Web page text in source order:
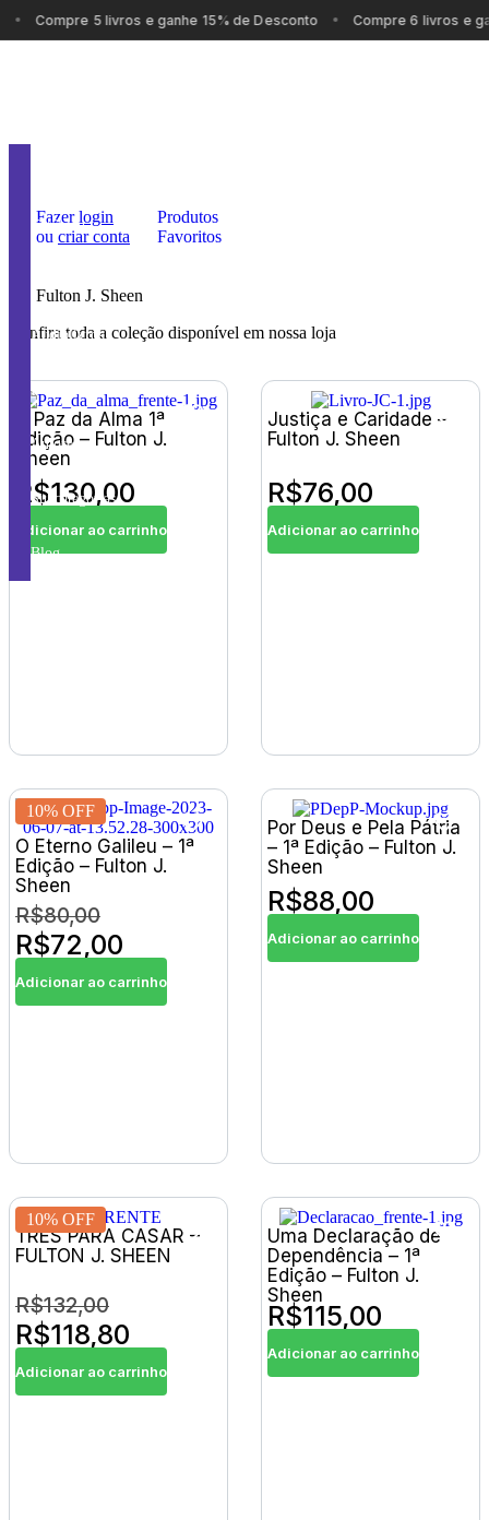
Compre 5 livros e ganhe 15% de Desconto Compre 6 livros e
Catálogo
Audiolivros
Promoções
Autores
Subcategorias
Blog
Fazerlogin
ou criar conta
Produtos
Favoritos
Fulton J. Sheen
Confira toda a coleção disponível em nossa loja
A Paz da Alma 1ª
Edição – Fulton J.
Sheen
R$130,00
Adicionar ao carrinho
Justiça e Caridade –
Fulton J. Sheen
R$76,00
Adicionar ao carrinho
10% OFF
O Eterno Galileu – 1ª
Edição – Fulton J.
Sheen
R$80,00
R$72,00
Adicionar ao carrinho
Por Deus e Pela Pátria
– 1ª Edição – Fulton J.
Sheen
R$88,00
Adicionar ao carrinho
10% OFF
TRÊS PARA CASAR –
FULTON J. SHEEN
R$132,00
R$118,80
Adicionar ao carrinho
Uma Declaração de
Dependência – 1ª
Edição – Fulton J.
Sheen
R$115,00
Adicionar ao carrinho